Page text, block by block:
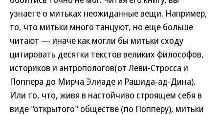
узнаете о митьках неожиданные вещи. Например,
то, что митьки много танцуют, но еще больше
читают — иначе как могли бы митьки сходу
цитировать десятки текстов великих философов,
историков и антропологов(от Леви-Стросса и
Поппера до Мирча Элиаде и Рашида-ад-Дина).
Или то, что, живя в настойчиво строящем себя в
виде "открытого" обществе (по Попперу), митьки